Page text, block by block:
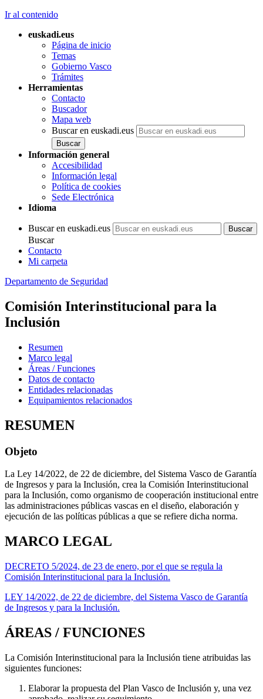
Ir al contenido
euskadi.eus
Página de inicio
Temas
Gobierno Vasco
Trámites
Herramientas
Contacto
Buscador
Mapa web
Buscar en euskadi.eus
Información general
Accesibilidad
Información legal
Política de cookies
Sede Electrónica
Idioma
Buscar en euskadi.eus
Buscar
Contacto
Mi carpeta
Departamento de Seguridad
Comisión Interinstitucional para la
Inclusión
Resumen
Marco legal
Áreas / Funciones
Datos de contacto
Entidades relacionadas
Equipamientos relacionados
RESUMEN
Objeto
La Ley 14/2022, de 22 de diciembre, del Sistema Vasco de Garantía
de Ingresos y para la Inclusión, crea la Comisión Interinstitucional
para la Inclusión, como organismo de cooperación institucional entre
las administraciones públicas vascas en el diseño, elaboración y
ejecución de las políticas públicas a que se refiere dicha norma.
MARCO LEGAL
DECRETO 5/2024, de 23 de enero, por el que se regula la
Comisión Interinstitucional para la Inclusión.
LEY 14/2022, de 22 de diciembre, del Sistema Vasco de Garantía
de Ingresos y para la Inclusión.
ÁREAS / FUNCIONES
La Comisión Interinstitucional para la Inclusión tiene atribuidas las
siguientes funciones:
Elaborar la propuesta del Plan Vasco de Inclusión y, una vez